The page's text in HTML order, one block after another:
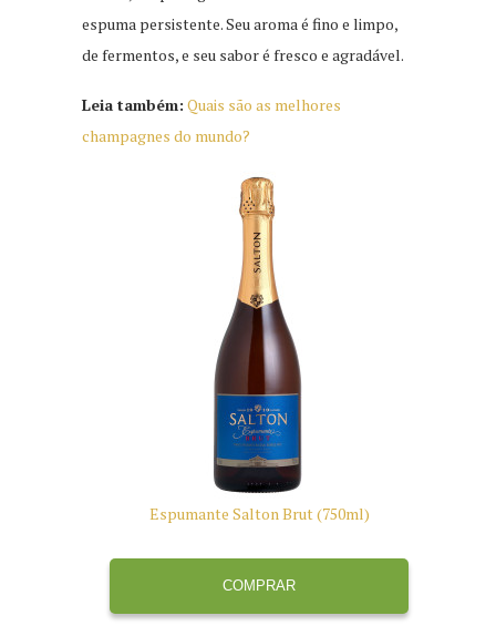
espuma persistente. Seu aroma é fino e limpo,
de fermentos, e seu sabor é fresco e agradável.
Leia também: Quais são as melhores
champagnes do mundo?
Espumante Salton Brut (750ml)
COMPRAR